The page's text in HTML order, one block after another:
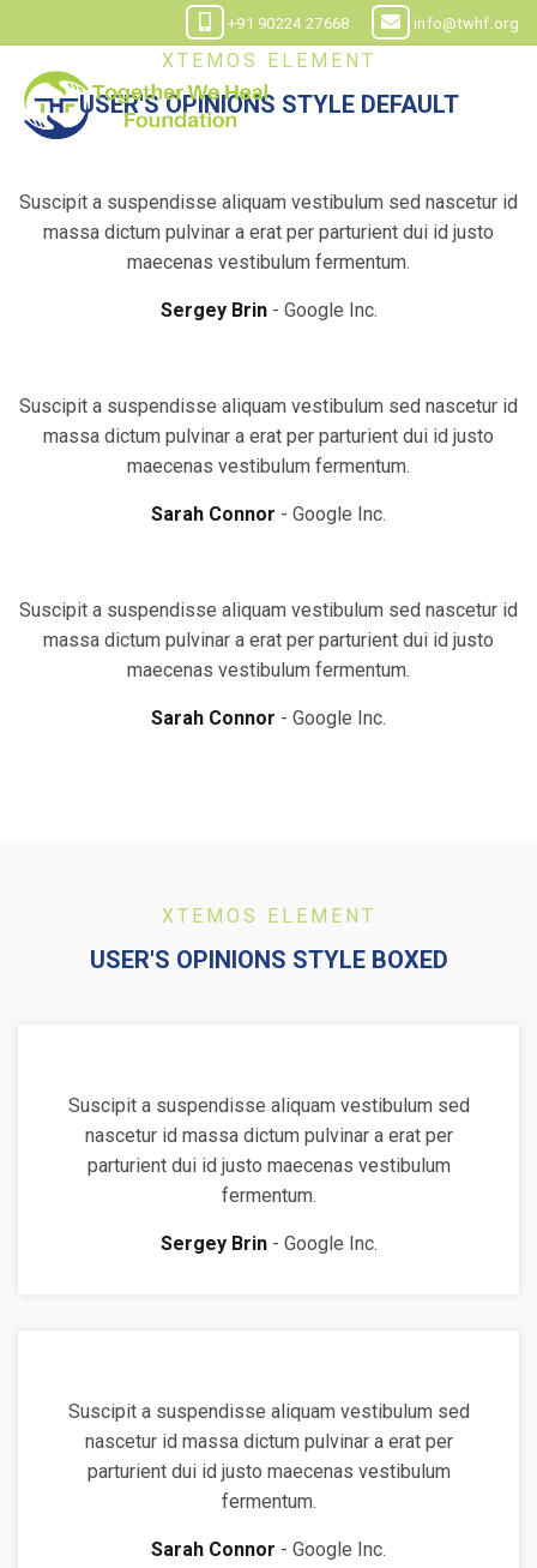
+91 90224 27668 info@twhf.org
XTEMOS ELEMENT
USER'S OPINIONS STYLE DEFAULT
Suscipit a suspendisse aliquam vestibulum sed nascetur id
massa dictum pulvinar a erat per parturient dui id justo
maecenas vestibulum fermentum.
Sergey Brin Google Inc.
Suscipit a suspendisse aliquam vestibulum sed nascetur id
massa dictum pulvinar a erat per parturient dui id justo
maecenas vestibulum fermentum.
Sarah Connor Google Inc.
Suscipit a suspendisse aliquam vestibulum sed nascetur id
massa dictum pulvinar a erat per parturient dui id justo
maecenas vestibulum fermentum.
Sarah Connor Google Inc.
XTEMOS ELEMENT
USER'S OPINIONS STYLE BOXED
Suscipit a suspendisse aliquam vestibulum sed
nascetur id massa dictum pulvinar a erat per
parturient dui id justo maecenas vestibulum
fermentum.
Sergey Brin Google Inc.
Suscipit a suspendisse aliquam vestibulum sed
nascetur id massa dictum pulvinar a erat per
parturient dui id justo maecenas vestibulum
fermentum.
Sarah Connor Google Inc.